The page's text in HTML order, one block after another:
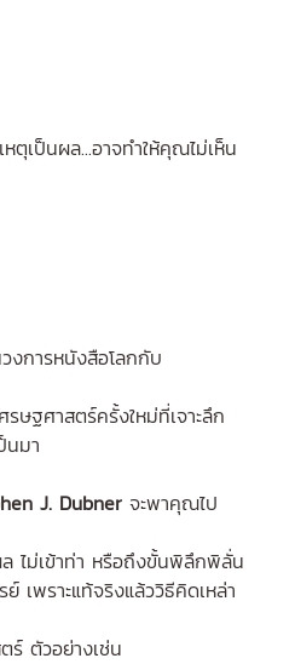
หตุเป็นผล...อาจทำให้คุณไม่เห็น
งการหนังสือโลกกับ
รษฐศาสตร์ครั้งใหม่ที่เจาะลึก
นมา
J. Dubner จะพาคุณไป
ไม่เข้าท่า หรือถึงขั้นพิลึกพิลั่น
เพราะแท้จริงแล้ววิธีคิดเหล่า
ร์ ตัวอย่างเช่น